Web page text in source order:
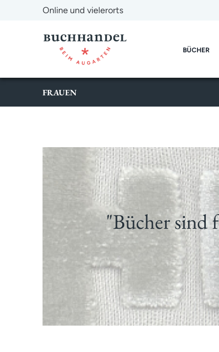
Online und vielerorts
BÜCHER
FRAUEN
"Bücher sind